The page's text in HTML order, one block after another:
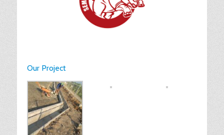
Our Project